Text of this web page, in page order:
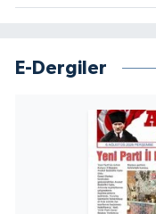
E-Dergiler